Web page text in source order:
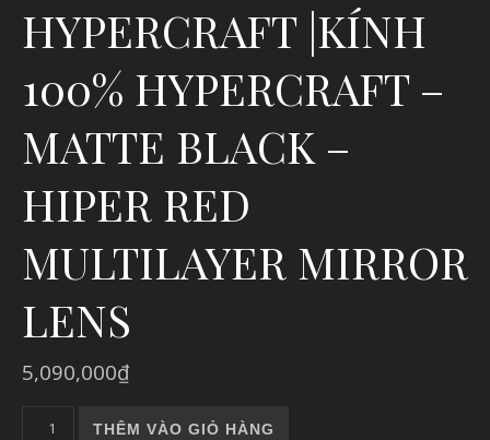
HYPERCRAFT |KÍNH
100% HYPERCRAFT –
MATTE BLACK –
HIPER RED
MULTILAYER MIRROR
LENS
5,090,000₫
HYPERCRAFT |KÍNH 100% HYPERCRAFT - MATTE BLACK
THÊM VÀO GIỎ HÀNG